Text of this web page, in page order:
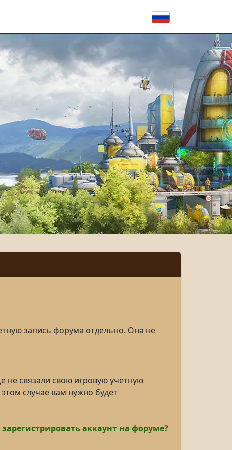
запись форума отдельно. Она не
не связали свою игровую учетную
случае вам нужно будет
аккаунт на форуме?